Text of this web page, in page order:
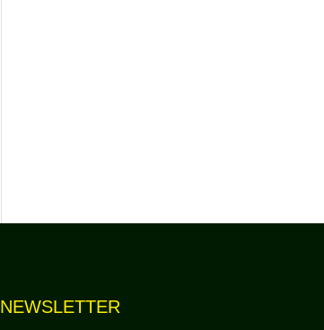
NEWSLETTER